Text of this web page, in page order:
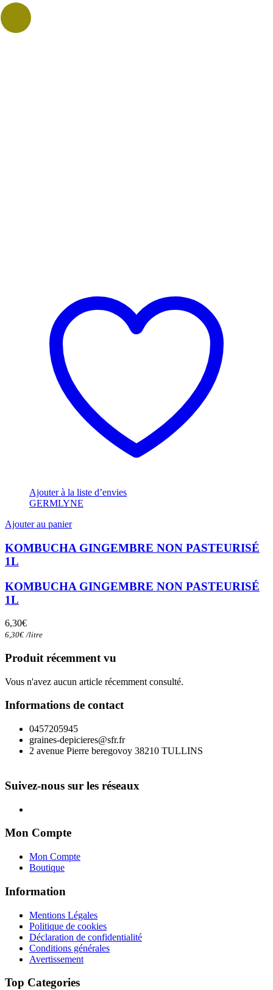
Ajouter à la liste d’envies
GERMLYNE
Ajouter au panier
KOMBUCHA GINGEMBRE NON PASTEURISÉ
1L
KOMBUCHA GINGEMBRE NON PASTEURISÉ
1L
6,30€
6,30€ /litre
Produit récemment vu
Vous n'avez aucun article récemment consulté.
Informations de contact
0457205945
graines-depicieres@sfr.fr
2 avenue Pierre beregovoy 38210 TULLINS
Suivez-nous sur les réseaux
Mon Compte
Mon Compte
Boutique
Information
Mentions Légales
Politique de cookies
Déclaration de confidentialité
Conditions générales
Avertissement
Top Categories